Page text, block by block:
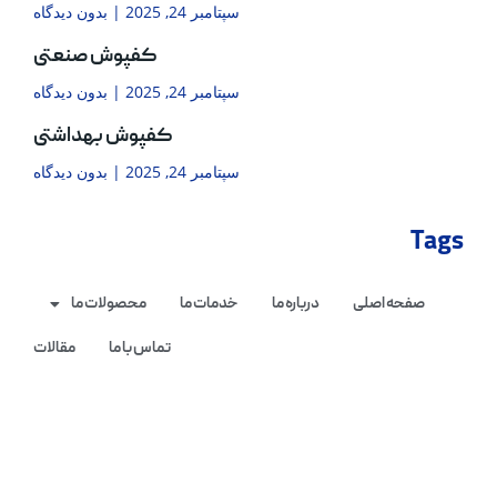
سپتامبر 24, 2025 بدون دیدگاه
کفپوش صنعتی
سپتامبر 24, 2025 بدون دیدگاه
کفپوش بهداشتی
سپتامبر 24, 2025 بدون دیدگاه
Tags
صفحه اصلی درباره ما خدمات ما
محصولات ما
تماس با ما
مقالات